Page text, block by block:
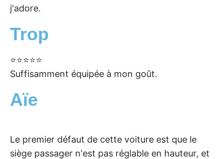
j'adore.
Trop
⭐⭐⭐⭐⭐
Suffisamment équipée à mon goût.
Aïe
Le premier défaut de cette voiture est que le
siège passager n'est pas réglable en hauteur, et